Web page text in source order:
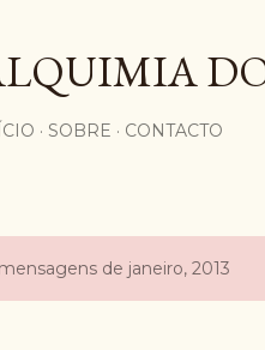
SOBRE CONTACTO
de janeiro, 2013